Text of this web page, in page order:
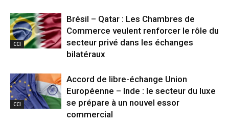
CCI
Brésil – Qatar : Les Chambres de
Commerce veulent renforcer le rôle du
secteur privé dans les échanges
bilatéraux
CCI
Accord de libre-échange Union
Européenne – Inde : le secteur du luxe
se prépare à un nouvel essor
commercial